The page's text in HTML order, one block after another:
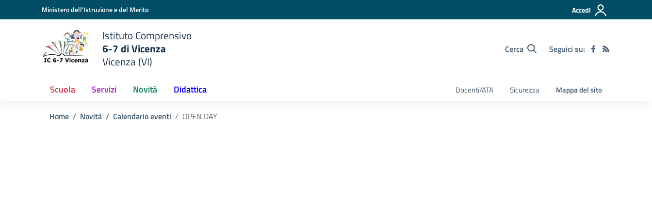
Vai ai contenuti
Vai al menu di navigazioneMinistero dell'Istruzione e del Merito Accedi
Istituto Comprensivo
6-7 di Vicenza
Vicenza (VI)
Cerca Seguici su:
Scuola Servizi Novità Didattica Docenti/ATA Sicurezza Mappa del sito
Home Novità Calendario eventi OPEN DAY